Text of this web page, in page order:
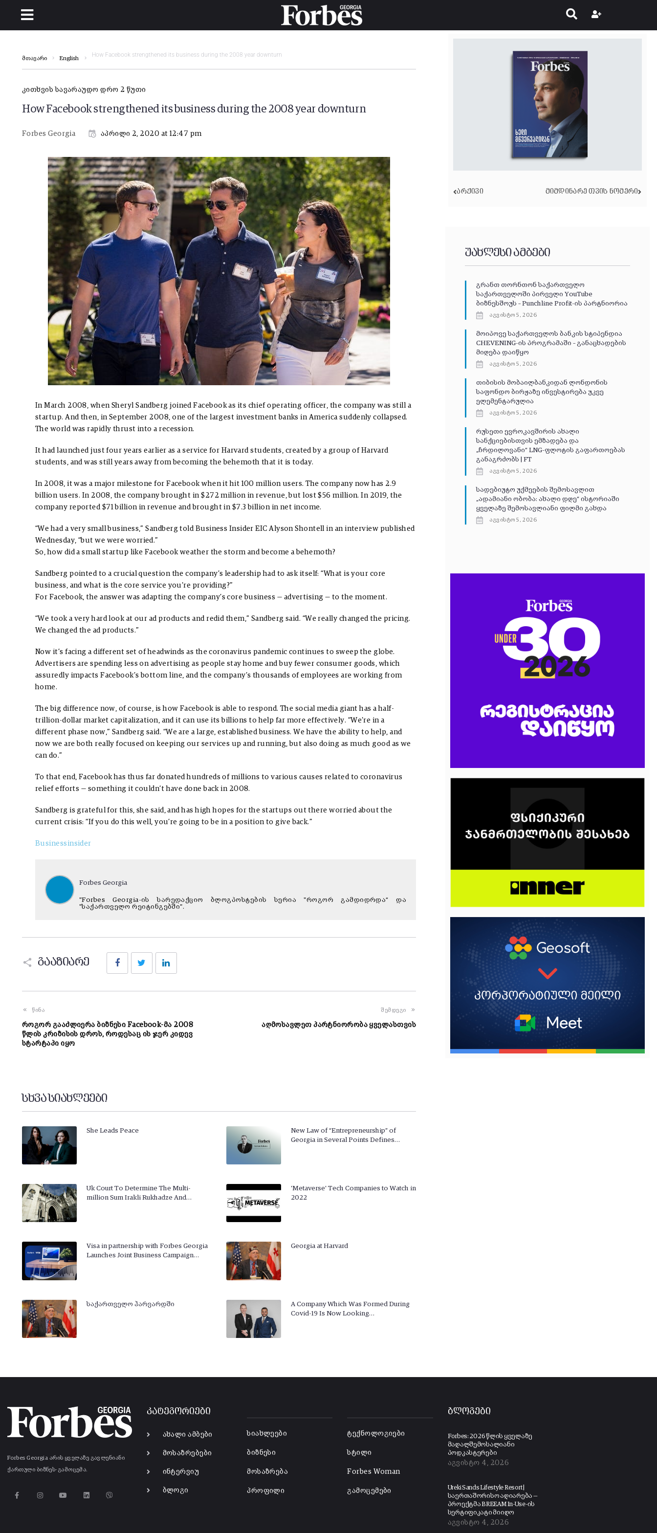
მთავარი English
How Facebook strengthened its business during the 2008 year downturn
კითხვის სავარაუდო დრო 2 წუთი
How Facebook strengthened its business during the 2008 year downturn
Forbes Georgia აპრილი 2, 2020 at 12:47 pm
In March 2008, when Sheryl Sandberg joined Facebook as its chief operating officer, the company was still a
startup. And then, in September 2008, one of the largest investment banks in America suddenly collapsed.
The world was rapidly thrust into a recession.
It had launched just four years earlier as a service for Harvard students, created by a group of Harvard
students, and was still years away from becoming the behemoth that it is today.
In 2008, it was a major milestone for Facebook when it hit 100 million users. The company now has 2.9
billion users. In 2008, the company brought in $272 million in revenue, but lost $56 million. In 2019, the
company reported $71 billion in revenue and brought in $7.3 billion in net income.
“We had a very small business,” Sandberg told Business Insider EIC Alyson Shontell in an interview published
Wednesday, “but we were worried.”
So, how did a small startup like Facebook weather the storm and become a behemoth?
Sandberg pointed to a crucial question the company’s leadership had to ask itself: “What is your core
business, and what is the core service you’re providing?”
For Facebook, the answer was adapting the company’s core business — advertising — to the moment.
“We took a very hard look at our ad products and redid them,” Sandberg said. “We really changed the pricing.
We changed the ad products.”
Now it’s facing a different set of headwinds as the coronavirus pandemic continues to sweep the globe.
Advertisers are spending less on advertising as people stay home and buy fewer consumer goods, which
assuredly impacts Facebook’s bottom line, and the company’s thousands of employees are working from
home.
The big difference now, of course, is how Facebook is able to respond. The social media giant has a half-
trillion-dollar market capitalization, and it can use its billions to help far more effectively. “We’re in a
different phase now,” Sandberg said. “We are a large, established business. We have the ability to help, and
now we are both really focused on keeping our services up and running, but also doing as much good as we
can do.”
To that end, Facebook has thus far donated hundreds of millions to various causes related to coronavirus
relief efforts — something it couldn’t have done back in 2008.
Sandberg is grateful for this, she said, and has high hopes for the startups out there worried about the
current crisis: “If you do this well, you’re going to be in a position to give back.”
Businessinsider
Forbes Georgia
"Forbes Georgia-ის სარედაქციო ბლოგპოსტების სერია "როგორ გამდიდრდა“ და
"საქართველო რეიტინგებში".
გააზიარე
FacebookTwitter
წინა
როგორ გააძლიერა ბიზნესი Facebook-მა 2008
წლის კრიზისის დროს, როდესაც ის ჯერ კიდევ
სტარტაპი იყო
შემდეგი
აღმოსავლეთ პარტნიორობა ყველასთვის
სხვა სიახლეები
She Leads Peace
New Law of “Entrepreneurship” of
Georgia in Several Points Defines…
Uk Court To Determine The Multi-
million Sum Irakli Rukhadze And…
'Metaverse' Tech Companies to Watch in
2022
Visa in partnership with Forbes Georgia
Launches Joint Business Campaign…
Georgia at Harvard
საქართველო ჰარვარდში
A Company Which Was Formed During
Covid-19 Is Now Looking…
ᲐᲠᲥᲘᲕᲘ ᲛᲘᲛᲓᲘᲜᲐᲠᲔ ᲗᲕᲘᲡ ᲜᲝᲛᲔᲠᲘ
უახლესი ამბები
გრანთ თორნთონ საქართველო
საქართველოში პირველი YouTube
ბიზნესშოუს – Punchline Profit-ის პარტნიორია
აგვისტო 5, 2026
მოიპოვე საქართველოს ბანკის სტიპენდია
CHEVENING-ის პროგრამაში – განაცხადების
მიღება დაიწყო
აგვისტო 5, 2026
თიბისის მობაილბანკიდან ლონდონის
საფონდო ბირჟაზე ინვესტირება უკვე
ელემენტარულია
აგვისტო 5, 2026
რუსეთი ევროკავშირის ახალი
სანქციებისთვის ემზადება და
„ჩრდილოვანი“ LNG-ფლოტის გაფართოებას
განაგრძობს | FT
აგვისტო 5, 2026
სადებიუტო უქმეების შემოსავლით
„ადამიანი ობობა: ახალი დღე“ ისტორიაში
ყველაზე შემოსავლიანი ფილმი გახდა
აგვისტო 5, 2026
Forbes Georgia არის ყველაზე გავლენიანი
ქართული ბიზნეს-გამოცემა.
კატეგორიები
ახალი ამბები
მოსაზრებები
ინტერვიუ
ბლოგი
სიახლეები
ბიზნესი
მოსაზრება
პროფილი
ტექნოლოგიები
სტილი
Forbes Woman
გამოცემები
ბლოგები
Forbes: 2026 წლის ყველაზე
მაღალშემოსალიანი
პოდკასტერები
აგვისტო 4, 2026
Ureki Sands Lifestyle Resort |
საერთაშორისო აღიარება —
პროექტმა BREEAM In-Use-ის
სერტიფიკატი მიიღო
აგვისტო 4, 2026